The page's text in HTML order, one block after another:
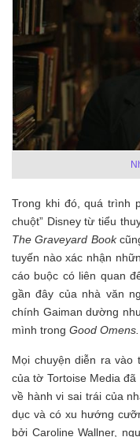
Trong khi đó, quá trình
chuột” Disney từ tiểu
The Graveyard Book
tuyến nào xác nhận
cáo buộc có liên quan
gần đây của nhà văn
chính Gaiman dường
mình trong Good Omens.
Mọi chuyện diễn ra vào
của tờ Tortoise Media
về hành vi sai trái của
dục và có xu hướng
bởi Caroline Wallner,